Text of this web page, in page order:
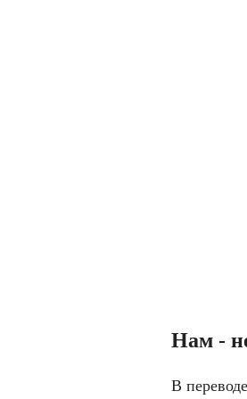
Нам -
В